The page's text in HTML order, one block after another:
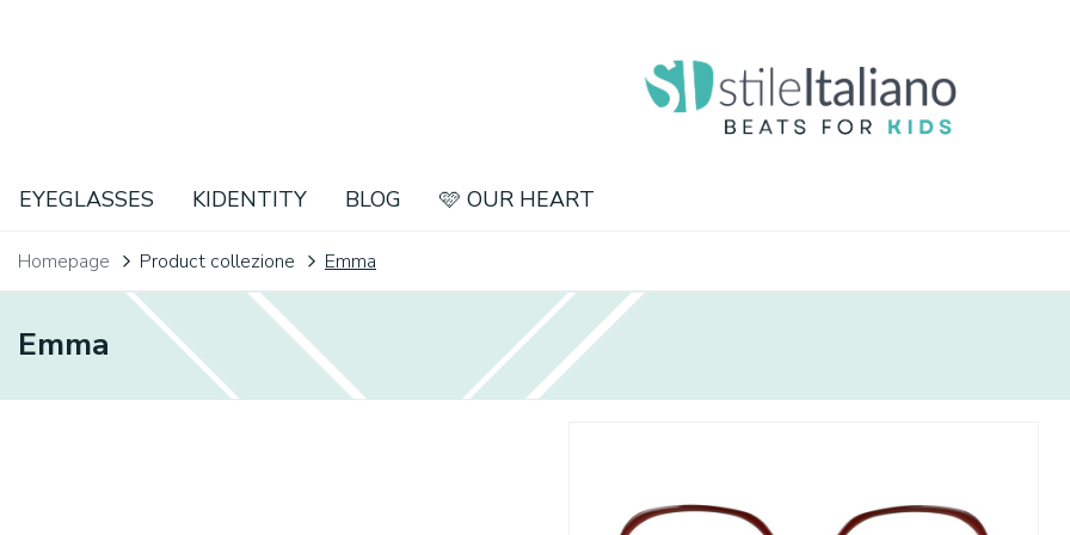
EYEGLASSES KIDENTITY BLOG 🩷 OUR HEART
Homepage Product collezione Emma
Emma